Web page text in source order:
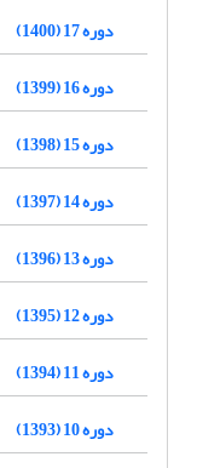
دوره 17 (1400)
دوره 16 (1399)
دوره 15 (1398)
دوره 14 (1397)
دوره 13 (1396)
دوره 12 (1395)
دوره 11 (1394)
دوره 10 (1393)